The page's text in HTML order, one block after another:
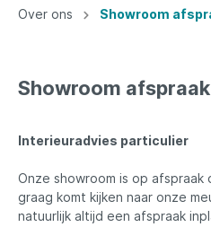
Over ons Showroom
Showroom afspraak
Interieuradvies particulier
Onze showroom is op
graag komt kijken naar onze
natuurlijk altijd een afspraak